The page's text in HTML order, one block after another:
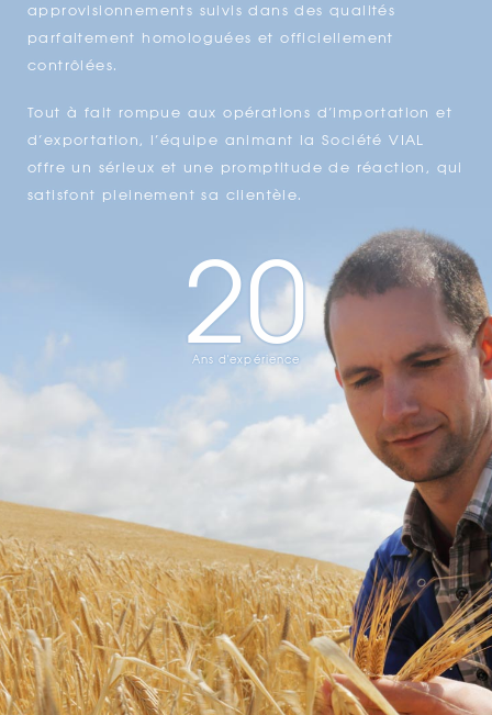
approvisionnements suivis dans des qualités
parfaitement homologuées et officiellement
contrôlées.
Tout à fait rompue aux opérations d’importation et
d’exportation, l’équipe animant la Société VIAL
offre un sérieux et une promptitude de réaction, qui
satisfont pleinement sa clientèle.
20
Ans d'expérience